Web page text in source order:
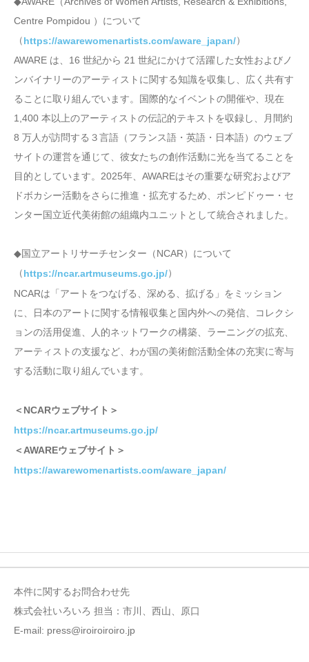
Centre Pompidou ）について
（https://awarewomenartists.com/aware_japan/）
AWARE は、16 世紀から 21 世紀にかけて活躍した女性およびノ
ンバイナリーのアーティストに関する知識を収集し、広く共有す
ることに取り組んでいます。国際的なイベントの開催や、現在
1,400 本以上のアーティストの伝記的テキストを収録し、月間約
8 万人が訪問する３言語（フランス語・英語・日本語）のウェブ
サイトの運営を通じて、彼女たちの創作活動に光を当てることを
目的としています。2025年、AWAREはその重要な研究およびア
ドボカシー活動をさらに推進・拡充するため、ポンピドゥー・セ
ンター国立近代美術館の組織内ユニットとして統合されました。
◆国立アートリサーチセンター（NCAR）について
（https://ncar.artmuseums.go.jp/）
NCARは「アートをつなげる、深める、拡げる」をミッション
に、日本のアートに関する情報収集と国内外への発信、コレクシ
ョンの活用促進、人的ネットワークの構築、ラーニングの拡充、
アーティストの支援など、わが国の美術館活動全体の充実に寄与
する活動に取り組んでいます。
＜NCARウェブサイト＞
https://ncar.artmuseums.go.jp/
＜AWAREウェブサイト＞
https://awarewomenartists.com/aware_japan/
本件に関するお問合わせ先
株式会社いろいろ 担当：市川、西山、原口
E-mail: press@iroiroiroiro.jp